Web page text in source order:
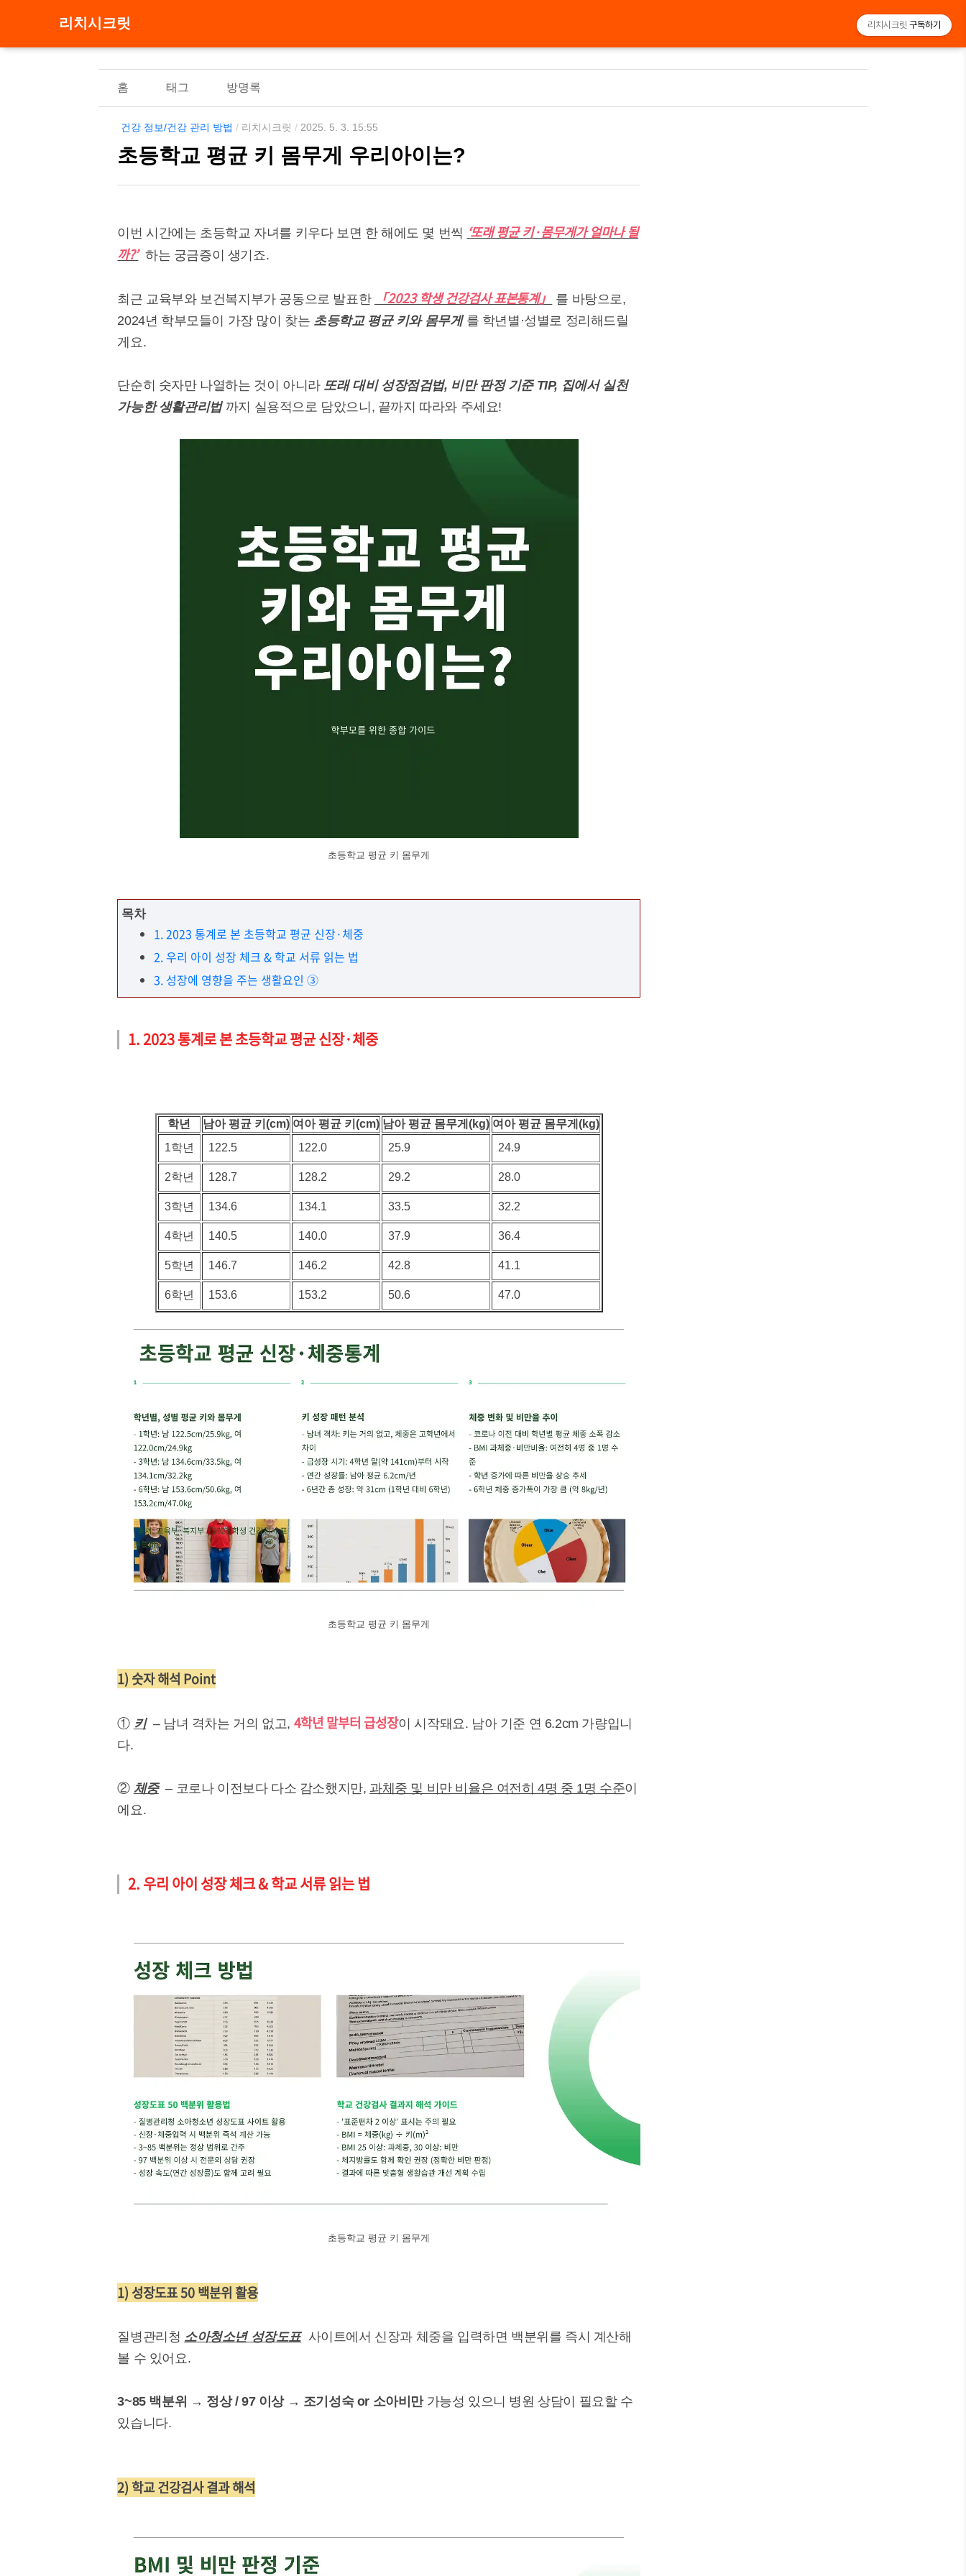
리치시크릿
홈 태그 방명록
건강 정보/건강 관리 방법 / 리치시크릿 / 2025. 5. 3. 15:55
초등학교 평균 키 몸무게 우리아이는?
이번 시간에는 초등학교 자녀를 키우다 보면 한 해에도 몇 번씩 ‘또래 평균 키·몸무게가 얼마나 될
까?’ 하는 궁금증이 생기죠.
최근 교육부와 보건복지부가 공동으로 발표한 「2023 학생 건강검사 표본통계」
를 바탕으로,
2024년 학부모들이 가장 많이 찾는 초등학교 평균 키와 몸무게 를 학년별·성별로 정리해드릴
게요.
단순히 숫자만 나열하는 것이 아니라 또래 대비 성장점검법, 비만 판정 기준 TIP, 집에서 실천
가능한 생활관리법 까지 실용적으로 담았으니, 끝까지 따라와 주세요!
초등학교 평균 키 몸무게
목차
1. 2023 통계로 본 초등학교 평균 신장·체중
2. 우리 아이 성장 체크 & 학교 서류 읽는 법
3. 성장에 영향을 주는 생활요인 ③
1. 2023 통계로 본 초등학교 평균 신장·체중
학년 남아 평균 키(cm) 여아 평균 키(cm) 남아 평균 몸무게(kg) 여아 평균 몸무게(kg)
1학년
122.5 122.0 25.9 24.9
2학년 128.7 128.2 29.2 28.0
3학년 134.6 134.1 33.5 32.2
4학년 140.5 140.0 37.9 36.4
5학년 146.7 146.2 42.8 41.1
6학년 153.6 153.2 50.6 47.0
초등학교 평균 키 몸무게
1) 숫자 해석 Point
① 키 – 남녀 격차는 거의 없고, 4학년 말부터 급성장이 시작돼요. 남아 기준 연 6.2cm 가량입니
다.
② 체중 – 코로나 이전보다 다소 감소했지만, 과체중 및 비만 비율은 여전히 4명 중 1명 수준이
에요.
2. 우리 아이 성장 체크 & 학교 서류 읽는 법
초등학교 평균 키 몸무게
1) 성장도표 50 백분위 활용
질병관리청 소아청소년 성장도표 사이트에서 신장과 체중을 입력하면 백분위를 즉시 계산해
볼 수 있어요.
3~85 백분위 → 정상 / 97 이상 → 조기성숙 or 소아비만가능성 있으니 병원 상담이 필요할 수
있습니다.
2) 학교 건강검사 결과 해석
리치시크릿 구독하기